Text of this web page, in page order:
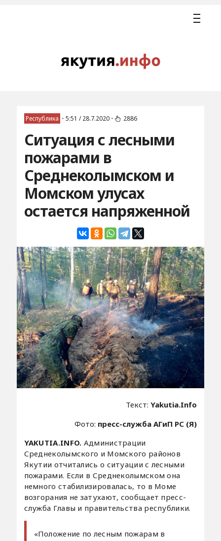
Республика • 5:51 / 28.7.2020 • 2886
Ситуация с лесными
пожарами в
Среднеколымском и
Момском улусах
остается напряженной
Текст:Yakutia.Info
Фото: пресс-служба АГиП РС (Я)
YAKUTIA.INFO. Администрации
Среднеколымского и Момского районов
Якутии отчитались о ситуации с лесными
пожарами. Если в Среднеколымском она
немного стабилизировалась, то в Моме
возгорания не затухают, сообщает пресс-
служба Главы и правительства республики.
«Положение по лесным пожарам в